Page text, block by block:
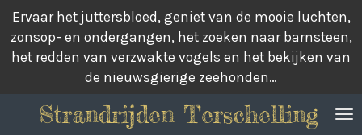
Ga
direct
naar
Strandrijden Terschelling
Ervaar het juttersbloed, geniet van de mooie luchten,
zonsop- en ondergangen, het zoeken naar barnsteen,
het redden van verzwakte vogels en het bekijken van
de nieuwsgierige zeehonden…